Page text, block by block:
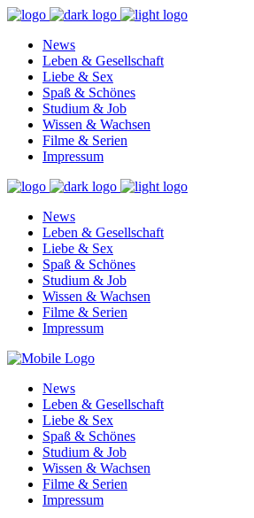
News
Leben & Gesellschaft
Liebe & Sex
Spaß & Schönes
Studium & Job
Wissen & Wachsen
Filme & Serien
Impressum
News
Leben & Gesellschaft
Liebe & Sex
Spaß & Schönes
Studium & Job
Wissen & Wachsen
Filme & Serien
Impressum
News
Leben & Gesellschaft
Liebe & Sex
Spaß & Schönes
Studium & Job
Wissen & Wachsen
Filme & Serien
Impressum